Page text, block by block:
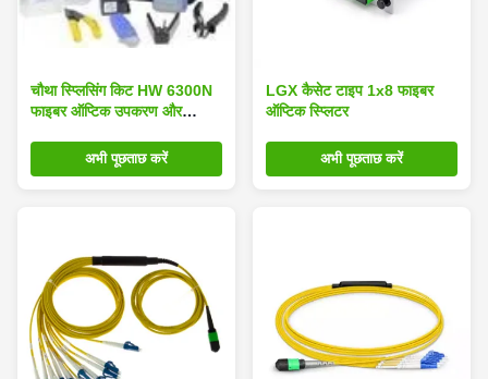
चौथा स्प्लिसिंग किट HW 6300N
फाइबर ऑप्टिक उपकरण और
अभी पूछताछ करें
LGX कैसेट टाइप 1x8 फाइबर
ऑप्टिक स्प्लिटर
अभी पूछताछ करें